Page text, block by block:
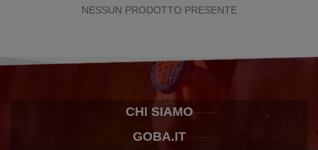
NESSUN PRODOTTO PRESENTE
CHI SIAMO
GOBA.IT